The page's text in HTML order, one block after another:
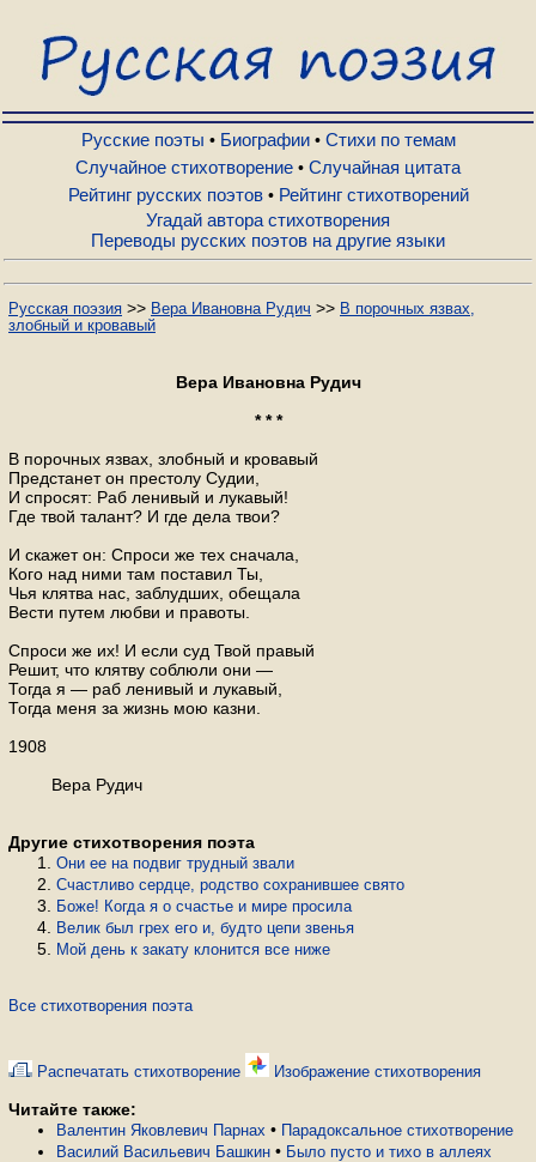
Русские поэты
Биографии
Стихи по темам
Случайное стихотворение
Рейтинг русских поэтов
Рейтинг стихотворений
Русские поэты • Биографии• Стихи по темам
Случайное стихотворение • Случайная цитата
Рейтинг русских поэтов• Рейтинг стихотворений
Угадай автора стихотворения
Переводы русских поэтов на другие языки
Русская поэзия >> Вера Ивановна Рудич >> В порочных язвах,
злобный и кровавый
Вера Ивановна Рудич
* * *
В порочных язвах, злобный и кровавый
Предстанет он престолу Судии,
И спросят: Раб ленивый и лукавый!
Где твой талант? И где дела твои?
И скажет он: Спроси же тех сначала,
Кого над ними там поставил Ты,
Чья клятва нас, заблудших, обещала
Вести путем любви и правоты.
Спроси же их! И если суд Твой правый
Решит, что клятву соблюли они —
Тогда я — раб ленивый и лукавый,
Тогда меня за жизнь мою казни.
1908
Вера Рудич
Другие стихотворения поэта
Они ее на по­двиг труд­ный звали
Счастливо сердце, родство сохранившее свято
Боже! Когда я о счастье и мире просила
Велик был грех его и, будто цепи звенья
Мой день к закату клонится все ниже
Все стихотворения поэта
Распечатать стихотворение Изображение стихотворения
Читайте также:
Валентин Яковлевич Парнах • Па­ра­док­саль­ное сти­хо­тво­ре­ние
Василий Васильевич Башкин • Было пусто и тихо в ал­ле­ях